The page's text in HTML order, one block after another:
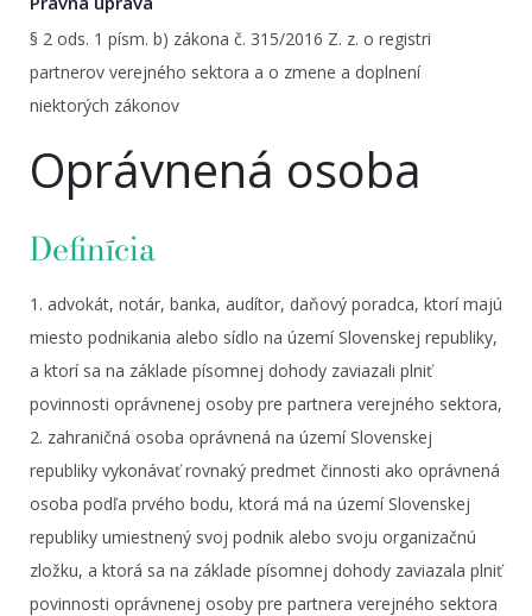
§ 2 ods. 1 písm. b) zákona č. 315/2016 Z. z. o registri
partnerov verejného sektora a o zmene a doplnení
niektorých zákonov
Oprávnená osoba
Definícia
1. advokát, notár, banka, audítor, daňový poradca, ktorí majú
miesto podnikania alebo sídlo na území Slovenskej republiky,
a ktorí sa na základe písomnej dohody zaviazali plniť
povinnosti oprávnenej osoby pre partnera verejného sektora,
2. zahraničná osoba oprávnená na území Slovenskej
republiky vykonávať rovnaký predmet činnosti ako oprávnená
osoba podľa prvého bodu, ktorá má na území Slovenskej
republiky umiestnený svoj podnik alebo svoju organizačnú
zložku, a ktorá sa na základe písomnej dohody zaviazala plniť
povinnosti oprávnenej osoby pre partnera verejného sektora